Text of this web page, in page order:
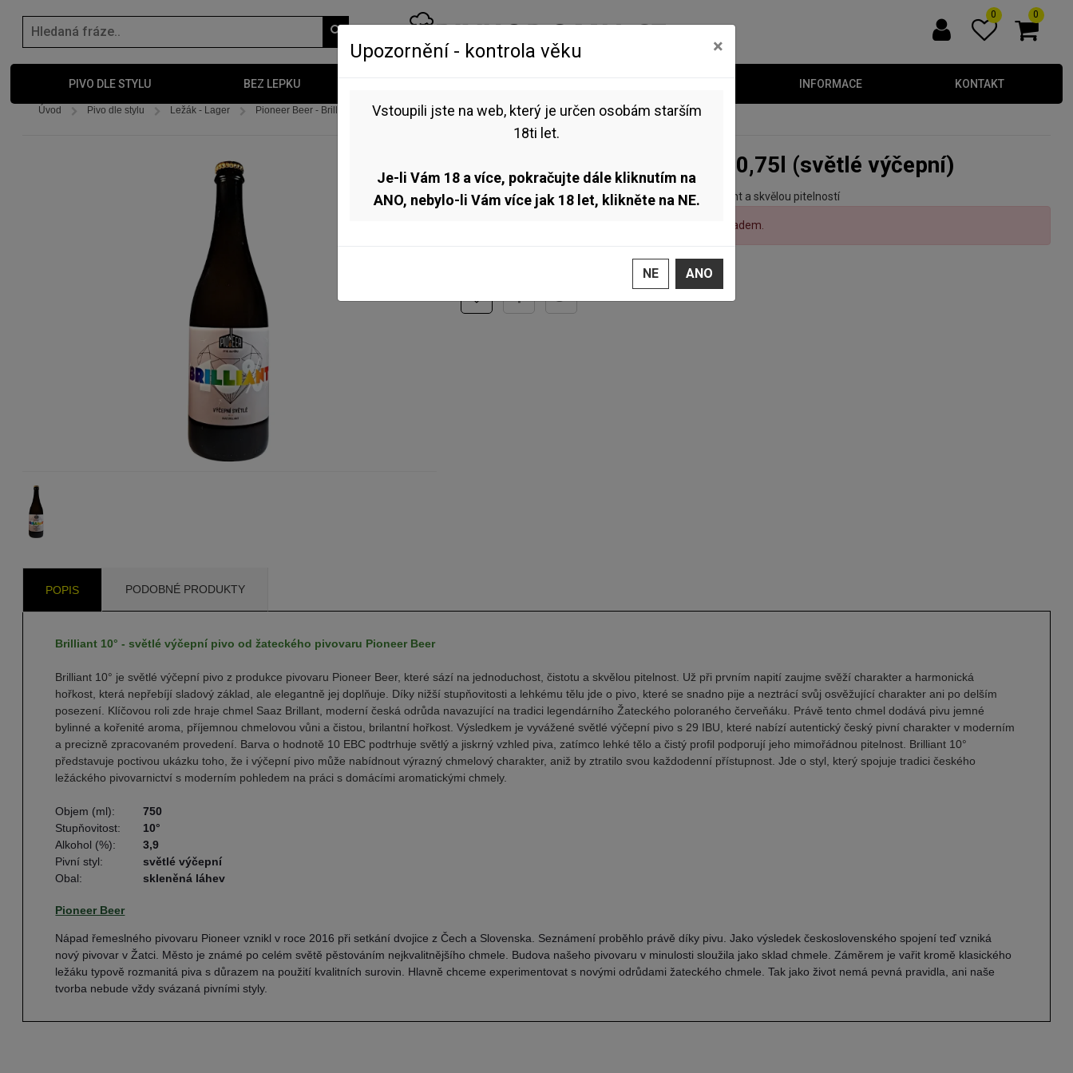
0 0
PIVO DLE STYLU BEZ LEPKU INFORMACE KONTAKT
Úvod Pivo dle stylu Ležák - Lager Pioneer Beer - Brilliant 10° 0,75l (světlé výčepní)
NOVINKA Pioneer Beer - Brilliant 10° 0,75l (světlé výčepní)
Brilliant 10° – svěží výčepní pivo s chmelem Saaz Brillant a skvělou pitelností
, jelikož není skladem.
POPIS PODOBNÉ PRODUKTY
Brilliant 10° - světlé výčepní pivo od žateckého pivovaru Pioneer Beer
Brilliant 10° je světlé výčepní pivo z produkce pivovaru Pioneer Beer, které sází na jednoduchost, čistotu a skvělou pitelnost. Už při prvním napití zaujme svěží charakter a harmonická
hořkost, která nepřebíjí sladový základ, ale elegantně jej doplňuje. Díky nižší stupňovitosti a lehkému tělu jde o pivo, které se snadno pije a neztrácí svůj osvěžující charakter ani po delším
posezení. Klíčovou roli zde hraje chmel Saaz Brillant, moderní česká odrůda navazující na tradici legendárního Žateckého poloraného červeňáku. Právě tento chmel dodává pivu jemné
bylinné a kořenité aroma, příjemnou chmelovou vůni a čistou, brilantní hořkost. Výsledkem je vyvážené světlé výčepní pivo s 29 IBU, které nabízí autentický český pivní charakter v moderním
a precizně zpracovaném provedení. Barva o hodnotě 10 EBC podtrhuje světlý a jiskrný vzhled piva, zatímco lehké tělo a čistý profil podporují jeho mimořádnou pitelnost. Brilliant 10°
představuje poctivou ukázku toho, že i výčepní pivo může nabídnout výrazný chmelový charakter, aniž by ztratilo svou každodenní přístupnost. Jde o styl, který spojuje tradici českého
ležáckého pivovarnictví s moderním pohledem na práci s domácími aromatickými chmely.
Objem (ml):
750
Stupňovitost:
10°
Alkohol (%):
3,9
Pivní styl:
světlé výčepní
Obal:
skleněná láhev
Pioneer Beer
Nápad řemeslného pivovaru Pioneer vznikl v roce 2016 při setkání dvojice z Čech a Slovenska. Seznámení proběhlo právě díky pivu. Jako výsledek československého spojení teď vzniká
nový pivovar v Žatci. Město je známé po celém světě pěstováním nejkvalitnějšího chmele. Budova našeho pivovaru v minulosti sloužila jako sklad chmele. Záměrem je vařit kromě klasického
ležáku typově rozmanitá piva s důrazem na použití kvalitních surovin. Hlavně chceme experimentovat s novými odrůdami žateckého chmele. Tak jako život nemá pevná pravidla, ani naše
tvorba nebude vždy svázaná pivními styly.
Upozornění - kontrola věku ×
Vstoupili jste na web, který je určen osobám starším
18ti let.
Je-li Vám 18 a více, pokračujte dále kliknutím na
ANO, nebylo-li Vám více jak 18 let, klikněte na NE.
NE ANO